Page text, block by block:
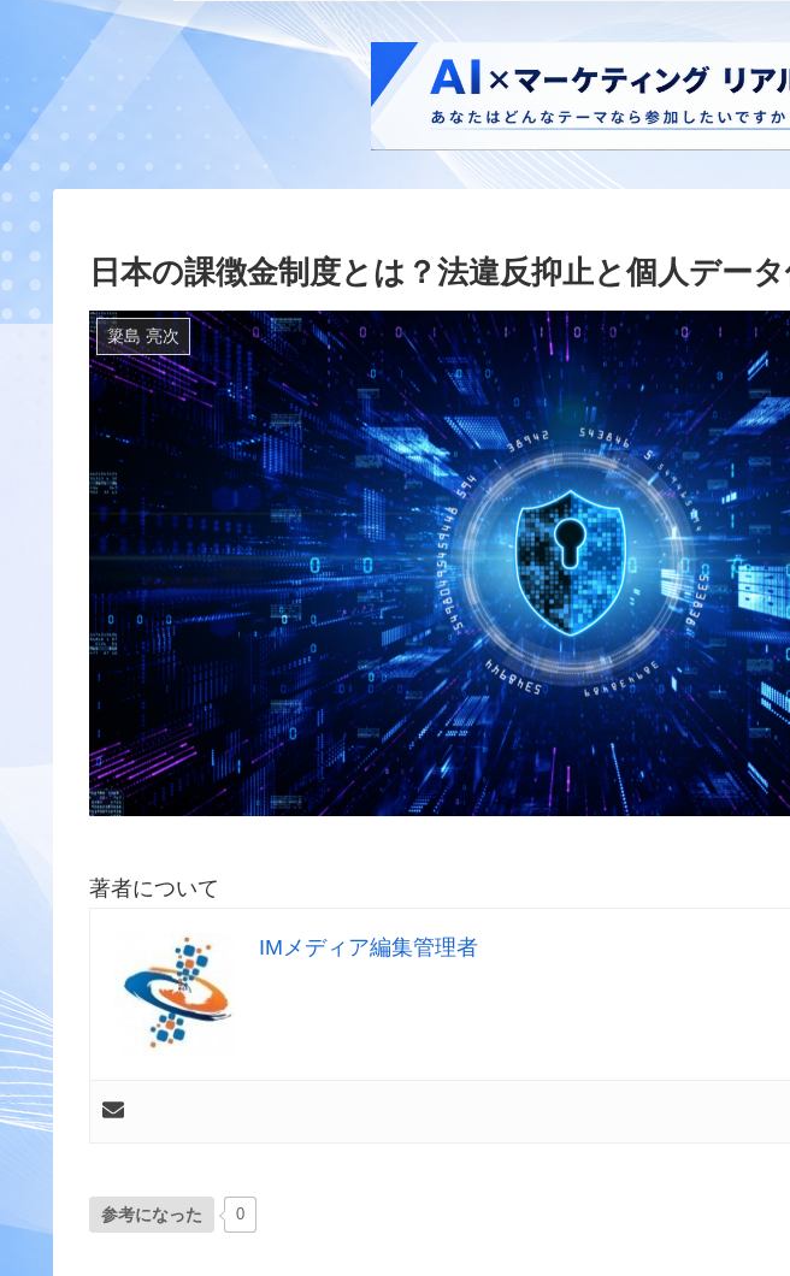
日本の課徴金制度とは？法違反抑止と個人デー
簗島 亮次
著者について
IMメディア編集管理者
参考になった 0